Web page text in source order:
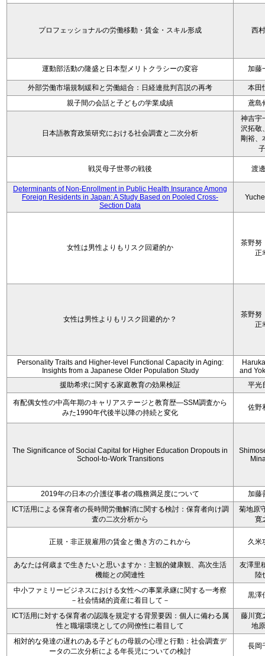
プロフェッショナルの労働移動・賃金・スキル形成 西
運動部活動の隆盛と日本型メリトクラシーの変容 加藤
外部労働市場規制緩和と労働組合：日経連批判言説の再考
本田
親子間の会話と子どもの学業成績
鳶島
日本語教育政策研究における社会調査と二次分析
神吉宇
沢拓敬
剛裕、
子
戦災母子世帯の戦後 渡
Determinants of Non-Enrollment in Public Health Insurance Among
Foreign Residents in Japan: A Study Based on Pooled Cross-
Section Data
女性は男性よりもリスク回避的か
茶野努
正
女性は男性よりもリスク回避的か？
茶野努
正
Personality Traits and Higher-level Functional Capacity in Aging:
Insights from a Japanese Older Population Study
and
援助希求に関する家庭教育の効果検証
平光
有配偶女性の中高年期のキャリアステージと教育歴―SSM調査から
みた1990年代後半以降の持続と変化
佐野
The Significance of Social Capital for Higher Education Dropouts in
School-to-Work Transitions
2019年の日本の介護従事者の職務満足度について
加藤
ICT活用による保育者の長時間労働解消に関する検討：保育者向け調
査の二次分析から
菊地原
寛
正規・非正規雇用の賃金と働き方のこれから 久米
あなたは何歳まで生きたいと思いますか：主観的健康観、高次生活
機能との関連性
友澤里
陸
中小ファミリービジネスにおける女性への事業承継に関する一考察
－社会情緒的資産に着目して－
黒澤
ICT活用に対する保育者の認識を規定する背景要因：個人に備わる属
性と職場環境としての同僚性に着目して
藤川寛
地
相対的な発達の遅れのある子どもの母親の心理と行動：社会調査デ
ータの二次分析による年長児についての検討
長岡